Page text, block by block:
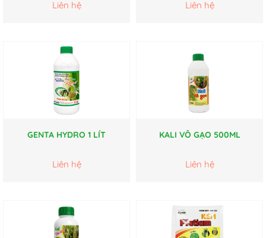
Liên hệ Liên hệ
GENTA HYDRO 1 LÍT
Liên hệ
KALI VÔ GẠO 500ML
Liên hệ